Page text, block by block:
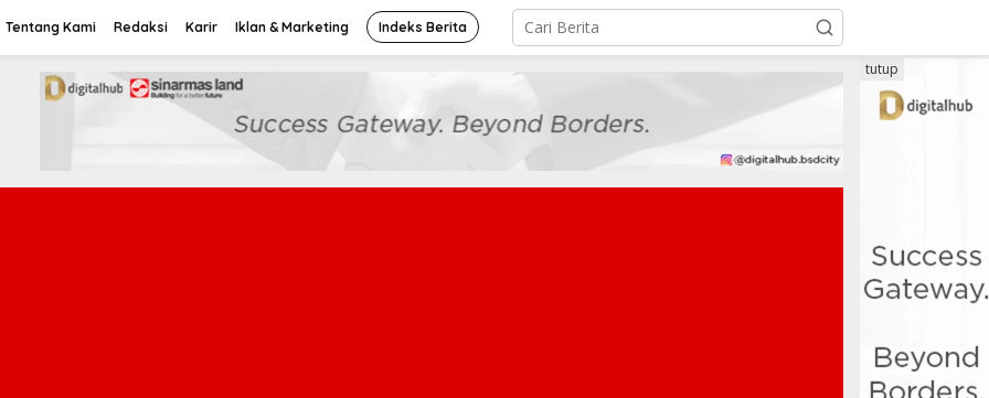
Tentang Kami Redaksi Karir Iklan & Marketing Indeks Berita
tutup